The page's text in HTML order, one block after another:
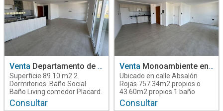
Venta Departamento de 2 dormitorios en Venta Edificio Ey.
Superficie 89.10 m2 2
Dormitorios. Baño Social
Baño Living comedor Placard.
en Santiago del Estero
Consultar
Venta Monoambiente en Venta Edifcio Ey.
Ubicado en calle Absalón
Rojas 757 34m2 propios o
43.60m2 propios 1 baño
Cocina Living comedor
en Santiago del Estero
Consultar